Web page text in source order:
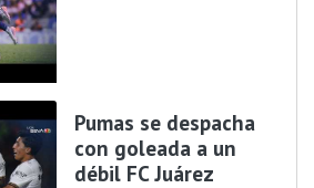
Pumas se despacha
con goleada a un
débil FC Juárez